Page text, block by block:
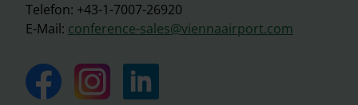
Telefon: +43-1-7007-26920
E-Mail: conference-sales@viennaairport.com